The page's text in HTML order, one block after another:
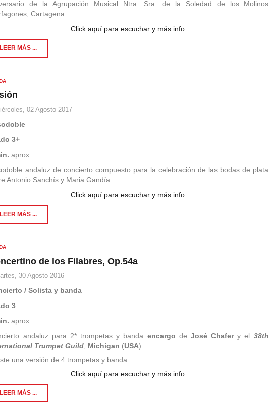
de la Agrupación Musical Ntra. Sra. de la Soledad de los Molinos
Cartagena.
Click aquí para escuchar y más info.
LEER MÁS ...
02 Agosto 2017
3+
aprox.
andaluz de concierto compuesto para la celebración de las bodas de plata
Antonio Sanchís y Maria Gandía.
Click aquí para escuchar y más info.
LEER MÁS ...
de los Filabres, Op.54a
30 Agosto 2016
/ Solista y banda
3
aprox.
andaluz para 2* trompetas y banda encargo de José Chafery el 38th
Trumpet Guild Michigan (USA).
una versión de 4 trompetas y banda
Click aquí para escuchar y más info.
LEER MÁS ...